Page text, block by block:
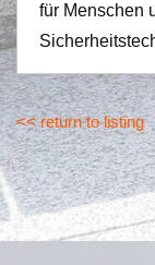
für Menschen
<< return to listing